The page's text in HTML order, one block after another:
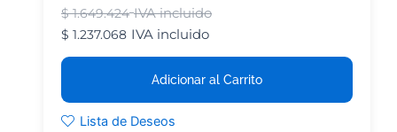
$1.649.424 IVA incluido
$ 1.237.068 IVA incluido
Adicionar al Carrito
Lista de Deseos